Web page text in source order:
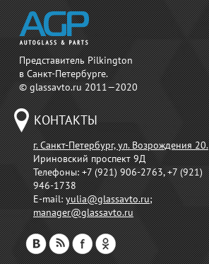
Представитель Pilkington
в Санкт-Петербурге.
© glassavto.ru 2011—2020
КОНТАКТЫ
г. Санкт-Петербург, ул. Возрождения 20.
Ириновский проспект 9Д
Телефоны:+7 (921) 906-2763, +7 (921)
946-1738
E-mail:yulia@glassavto.ru;
manager@glassavto.ru